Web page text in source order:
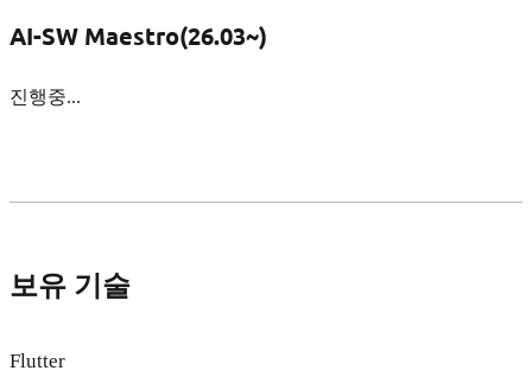
AI-SW Maestro(26.03~)
진행중...
보유 기술
Flutter